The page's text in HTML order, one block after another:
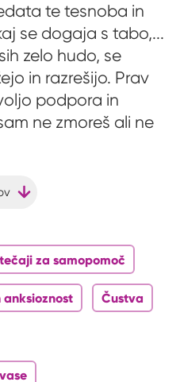
te tesnoba in
se dogaja s tabo,...
zelo hudo, se
in razrešijo. Prav
podpora in
ne zmoreš ali ne
za samopomoč
anksioznost Čustva